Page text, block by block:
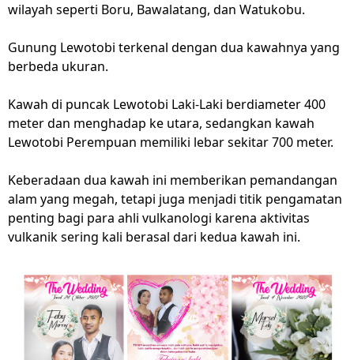
wilayah seperti Boru, Bawalatang, dan Watukobu.
Gunung Lewotobi terkenal dengan dua kawahnya yang
berbeda ukuran.
Kawah di puncak Lewotobi Laki-Laki berdiameter 400
meter dan menghadap ke utara, sedangkan kawah
Lewotobi Perempuan memiliki lebar sekitar 700 meter.
Keberadaan dua kawah ini memberikan pemandangan
alam yang megah, tetapi juga menjadi titik pengamatan
penting bagi para ahli vulkanologi karena aktivitas
vulkanik sering kali berasal dari kedua kawah ini.